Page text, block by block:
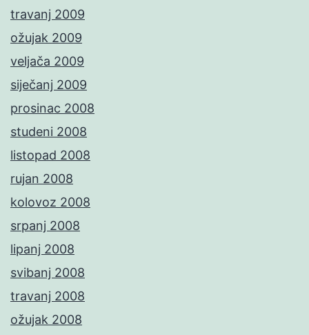
travanj 2009
ožujak 2009
veljača 2009
siječanj 2009
prosinac 2008
studeni 2008
listopad 2008
rujan 2008
kolovoz 2008
srpanj 2008
lipanj 2008
svibanj 2008
travanj 2008
ožujak 2008